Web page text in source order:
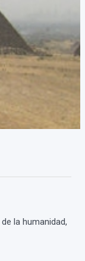
la humanidad,